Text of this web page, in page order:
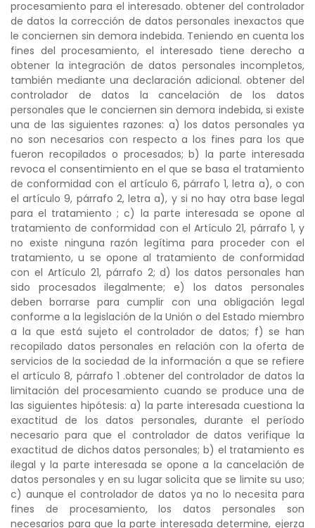
procesamiento para el interesado. obtener del controlador
de datos la corrección de datos personales inexactos que
le conciernen sin demora indebida. Teniendo en cuenta los
fines del procesamiento, el interesado tiene derecho a
obtener la integración de datos personales incompletos,
también mediante una declaración adicional. obtener del
controlador de datos la cancelación de los datos
personales que le conciernen sin demora indebida, si existe
una de las siguientes razones: a) los datos personales ya
no son necesarios con respecto a los fines para los que
fueron recopilados o procesados; b) la parte interesada
revoca el consentimiento en el que se basa el tratamiento
de conformidad con el artículo 6, párrafo 1, letra a), o con
el artículo 9, párrafo 2, letra a), y si no hay otra base legal
para el tratamiento ; c) la parte interesada se opone al
tratamiento de conformidad con el Artículo 21, párrafo 1, y
no existe ninguna razón legítima para proceder con el
tratamiento, u se opone al tratamiento de conformidad
con el Artículo 21, párrafo 2; d) los datos personales han
sido procesados ilegalmente; e) los datos personales
deben borrarse para cumplir con una obligación legal
conforme a la legislación de la Unión o del Estado miembro
a la que está sujeto el controlador de datos; f) se han
recopilado datos personales en relación con la oferta de
servicios de la sociedad de la información a que se refiere
el artículo 8, párrafo 1 .obtener del controlador de datos la
limitación del procesamiento cuando se produce una de
las siguientes hipótesis: a) la parte interesada cuestiona la
exactitud de los datos personales, durante el período
necesario para que el controlador de datos verifique la
exactitud de dichos datos personales; b) el tratamiento es
ilegal y la parte interesada se opone a la cancelación de
datos personales y en su lugar solicita que se limite su uso;
c) aunque el controlador de datos ya no lo necesita para
fines de procesamiento, los datos personales son
necesarios para que la parte interesada determine, ejerza